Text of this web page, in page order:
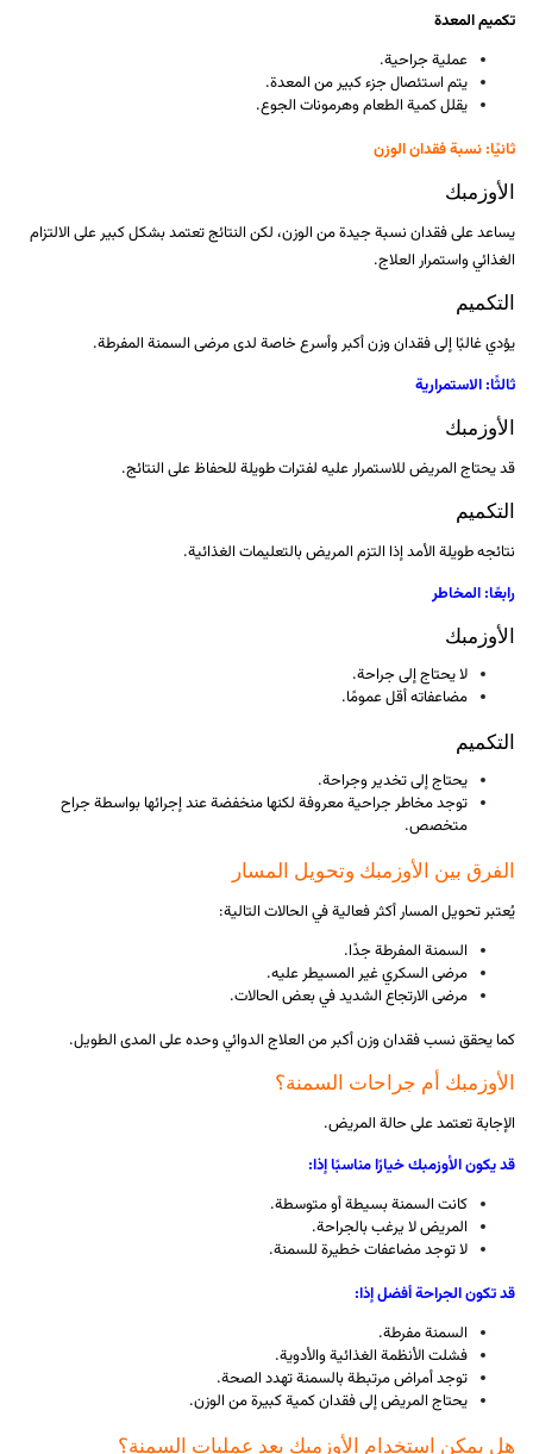
تكميم المعدة
عملية جراحية.
يتم استئصال جزء كبير من المعدة.
يقلل كمية الطعام وهرمونات الجوع.
ثانيًا: نسبة فقدان الوزن
الأوزمبك
يساعد على فقدان نسبة جيدة من الوزن، لكن النتائج تعتمد بشكل كبير على الالتزام
الغذائي واستمرار العلاج.
التكميم
يؤدي غالبًا إلى فقدان وزن أكبر وأسرع خاصة لدى مرضى السمنة المفرطة.
ثالثًا: الاستمرارية
الأوزمبك
قد يحتاج المريض للاستمرار عليه لفترات طويلة للحفاظ على النتائج.
التكميم
نتائجه طويلة الأمد إذا التزم المريض بالتعليمات الغذائية.
رابعًا: المخاطر
الأوزمبك
لا يحتاج إلى جراحة.
مضاعفاته أقل عمومًا.
التكميم
يحتاج إلى تخدير وجراحة.
توجد مخاطر جراحية معروفة لكنها منخفضة عند إجرائها بواسطة جراح
متخصص.
الفرق بين الأوزمبك وتحويل المسار
يُعتبر تحويل المسار أكثر فعالية في الحالات التالية:
السمنة المفرطة جدًا.
مرضى السكري غير المسيطر عليه.
مرضى الارتجاع الشديد في بعض الحالات.
كما يحقق نسب فقدان وزن أكبر من العلاج الدوائي وحده على المدى الطويل.
الأوزمبك أم جراحات السمنة؟
الإجابة تعتمد على حالة المريض.
قد يكون الأوزمبك خيارًا مناسبًا إذا:
كانت السمنة بسيطة أو متوسطة.
المريض لا يرغب بالجراحة.
لا توجد مضاعفات خطيرة للسمنة.
قد تكون الجراحة أفضل إذا:
السمنة مفرطة.
فشلت الأنظمة الغذائية والأدوية.
توجد أمراض مرتبطة بالسمنة تهدد الصحة.
يحتاج المريض إلى فقدان كمية كبيرة من الوزن.
هل يمكن استخدام الأوزمبك بعد عمليات السمنة؟